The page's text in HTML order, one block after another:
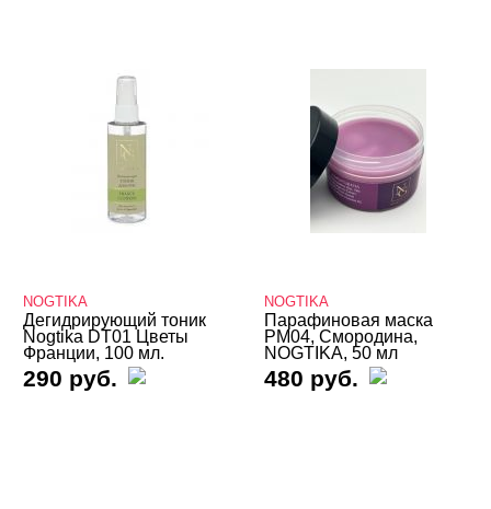
NOGTIKA
Дегидрирующий тоник
Nogtika DT01 Цветы
Франции, 100 мл.
290 руб.
NOGTIKA
Парафиновая маска
PM04, Смородина,
NOGTIKA, 50 мл
480 руб.